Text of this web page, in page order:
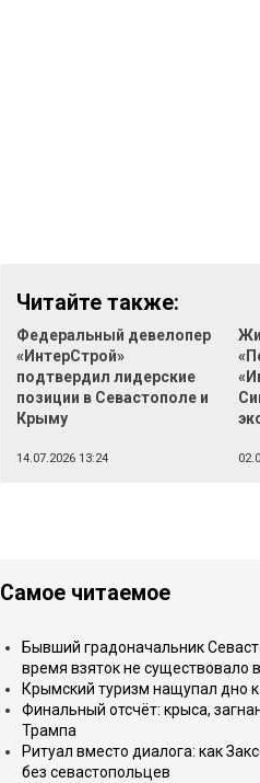
Читайте также:
Федеральный девелопер
«ИнтерСтрой»
подтвердил лидерские
позиции в Севастополе и
Крыму
14.07.2026 13:24
Самое читаемое
Бывший градоначальник
время взяток не существовало
Крымский туризм нащупал дно
Финальный отсчёт: крыса,
Трампа
Ритуал вместо диалога: как
без севастопольцев